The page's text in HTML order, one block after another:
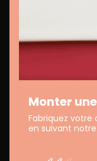
Monter
Fabriquez votre
en suivant